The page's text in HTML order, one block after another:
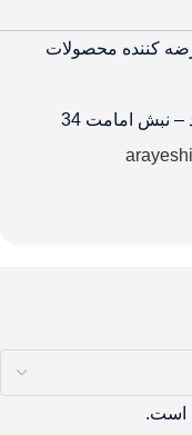
کننده محصولات
نبش امامت 34
است.